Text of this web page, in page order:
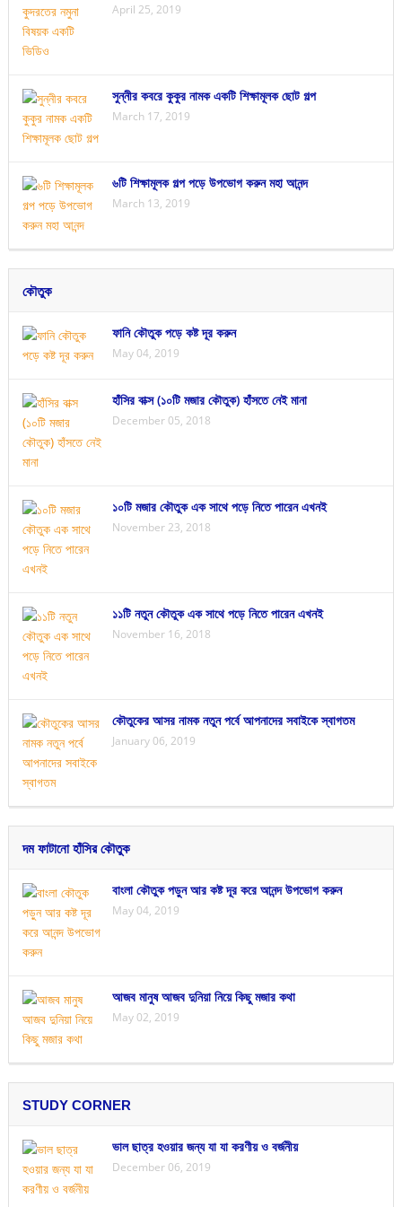
April 25, 2019
সুন্নীর কবরে কুকুর নামক একটি শিক্ষামূলক ছোট গল্প
March 17, 2019
৬টি শিক্ষামূলক গল্প পড়ে উপভোগ করুন মহা আনন্দ
March 13, 2019
কৌতুক
ফানি কৌতুক পড়ে কষ্ট দূর করুন
May 04, 2019
হাঁসির বাক্স (১০টি মজার কৌতুক) হাঁসতে নেই মানা
December 05, 2018
১০টি মজার কৌতুক এক সাথে পড়ে নিতে পারেন এখনই
November 23, 2018
১১টি নতুন কৌতুক এক সাথে পড়ে নিতে পারেন এখনই
November 16, 2018
কৌতুকের আসর নামক নতুন পর্বে আপনাদের সবাইকে স্বাগতম
January 06, 2019
দম ফাটানো হাঁসির কৌতুক
বাংলা কৌতুক পড়ুন আর কষ্ট দূর করে আনন্দ উপভোগ করুন
May 04, 2019
আজব মানুষ আজব দুনিয়া নিয়ে কিছু মজার কথা
May 02, 2019
STUDY CORNER
ভাল ছাত্র হওয়ার জন্য যা যা করণীয় ও বর্জনীয়
December 06, 2019